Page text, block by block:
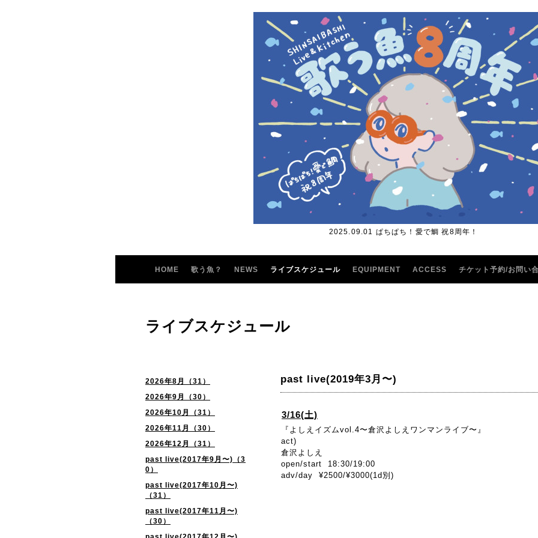
2025.09.01 ぱちぱち！愛で鯛 祝8周年！
HOME 歌う魚？ NEWS ライブスケジュール EQUIPMENT ACCESS チケット予約/お問い
2026年8月（31）
2026年9月（30）
2026年10月（31）
2026年11月（30）
2026年12月（31）
past live(2017年9月〜)（3
0）
past live(2017年10月〜)
（31）
past live(2017年11月〜)
（30）
ライブスケジュール
past live(2019年3月〜)
3/16(土)
『よしえイズムvol.4〜倉沢よしえワンマンライブ〜』
act)
倉沢よしえ
open/start 18:30/19:00
adv/day ¥2500/¥3000(1d別)